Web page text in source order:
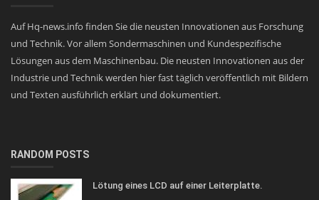
Auf Hq-news.info finden Sie die neusten Innovationen aus Forschung
und Technik. Vor allem Sondermaschinen und Kundespezifische
Lösungen aus dem Maschinenbau. Die neusten Innovationen aus der
Industrie und Technik werden hier fast täglich veröffentlich mit Bildern
und Texten ausführlich erklärt und dokumentiert.
RANDOM POSTS
Lötung eines LCD auf einer Leiterplatte.